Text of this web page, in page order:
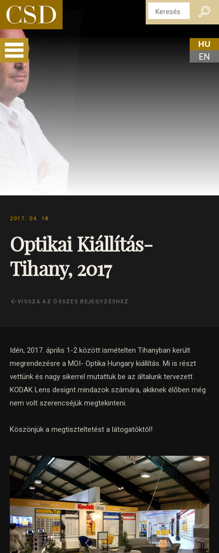
HU
EN
2017. 04. 18.
Optikai Kiállítás-
Tihany, 2017
VISSZA AZ ÖSSZES BEJEGYZÉSHEZ
Idén, 2017. április 1-2 között ismételten Tihanyban került
megrendezésre a MOI- Optika Hungary kiállítás. Mi is részt
vettünk és nagy sikerrel mutattuk be az általunk tervezett
KODAK Lens designt mindazok számára, akiknek élőben még
nem volt szerencséjük megtekinteni.
Köszönjük a megtiszteltetést a látogatóktól!